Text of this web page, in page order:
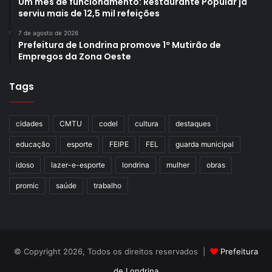
serviu mais de 12,5 mil refeições
7 de agosto de 2026
Prefeitura de Londrina promove 1º Mutirão de
Empregos da Zona Oeste
Tags
cidades CMTU codel cultura destaques
educação esporte FEIPE FEL guarda municipal
idoso lazer-e-esporte londrina mulher obras
promic saúde trabalho
© Copyright 2026, Todos os direitos reservados |
Prefeitura